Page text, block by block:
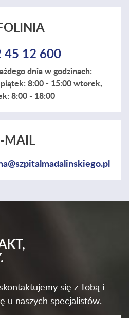
45 12 600
dnia w godzinach:
8:00 - 15:00 wtorek,
8:00 - 18:00
MAIL
się z Tobą i
u naszych specjalistów.